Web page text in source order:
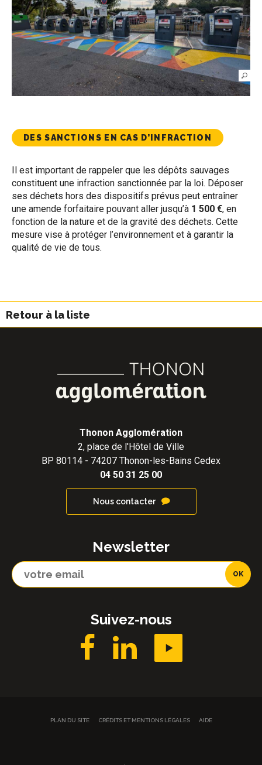
DES SANCTIONS EN CAS D’INFRACTION
Il est important de rappeler que les dépôts sauvages
constituent une infraction sanctionnée par la loi. Déposer
ses déchets hors des dispositifs prévus peut entraîner
une amende forfaitaire pouvant aller jusqu’à 1 500 €, en
fonction de la nature et de la gravité des déchets. Cette
mesure vise à protéger l’environnement et à garantir la
qualité de vie de tous.
Retour à la liste
Thonon Agglomération
2, place de l'Hôtel de Ville
BP 80114 - 74207 Thonon-les-Bains Cedex
04 50 31 25 00
Nous contacter
Newsletter
Suivez-nous
PLAN DU SITE CRÉDITS ET MENTIONS LÉGALES AIDE